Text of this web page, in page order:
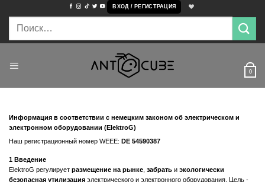
content
ВХОД / РЕГИСТРАЦИЯ
Искать:
0
Информация в соответствии с немецким законом об электрическом и
электронном оборудовании (ElektroG)
Наш регистрационный номер WEEE: DE 54590387
1 Введение
ElektroG регулирует размещение на рынке забрать и экологически
безопасная утилизация электрического и электронного оборудования. Цель -